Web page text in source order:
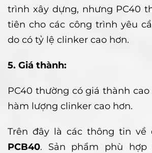
trình xây dựng, nhưng PC40
tiên cho các công trình yêu
do có tỷ lệ clinker cao hơn.
5. Giá thành:
PC40 thường có giá thành
hàm lượng clinker cao hơn.
Trên đây là các thông tin về
PCB40. Sản phẩm phù hợp